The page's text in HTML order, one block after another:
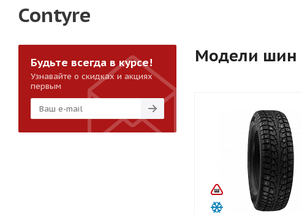
Contyre
Модели шин
Будьте всегда в курсе!
Узнавайте о скидках и акциях
первым